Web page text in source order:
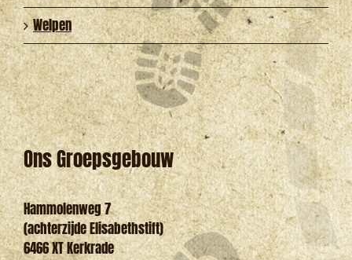
Ons Groepsgebouw
Hammolenweg 7
(achterzijde Elisabethstift)
6466 XT Kerkrade
Welpen